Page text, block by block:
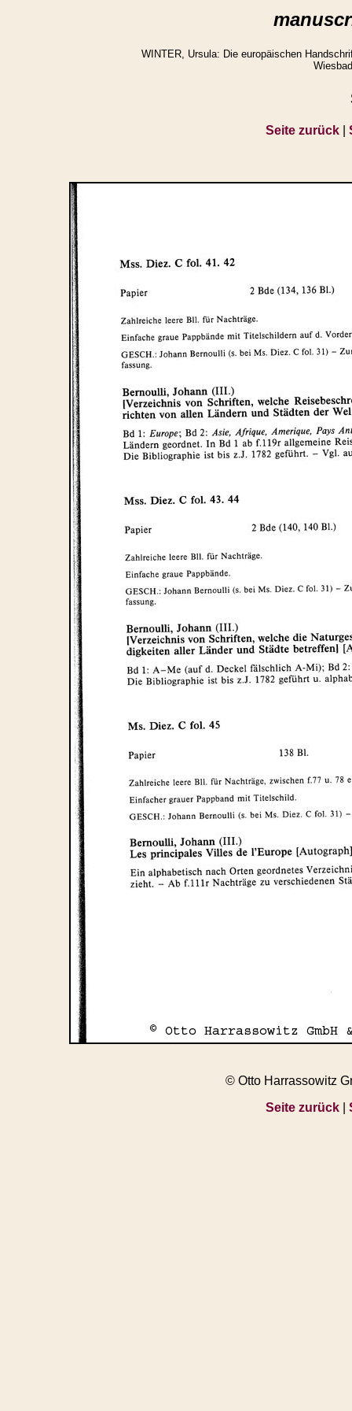
WINTER, Ursula: Die europäischen
Seite zurück|
© Otto Harrassowitz
Seite zurück|